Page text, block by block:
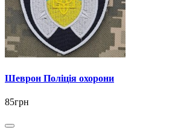
Шеврон Поліція охорони
85грн